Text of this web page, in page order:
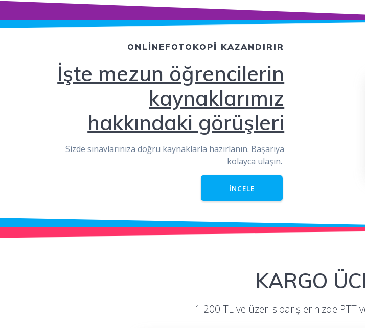
ONLİNEFOTOKOPİ KAZANDIRIR
İşte mezun öğrencilerin
kaynaklarımız
hakkındaki görüşleri
Sizde sınavlarınıza doğru kaynaklarla hazırlanın. Başarıya
kolayca ulaşın.
İNCELE
KARGO
1.200 TL ve üzeri siparişlerinizde PTT